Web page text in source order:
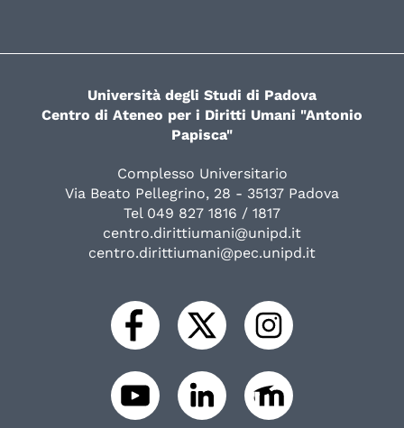
Università degli Studi di Padova
Centro di Ateneo per i Diritti Umani "Antonio
Papisca"
Complesso Universitario
Via Beato Pellegrino, 28 - 35137 Padova
Tel 049 827 1816 / 1817
centro.dirittiumani@unipd.it
centro.dirittiumani@pec.unipd.it